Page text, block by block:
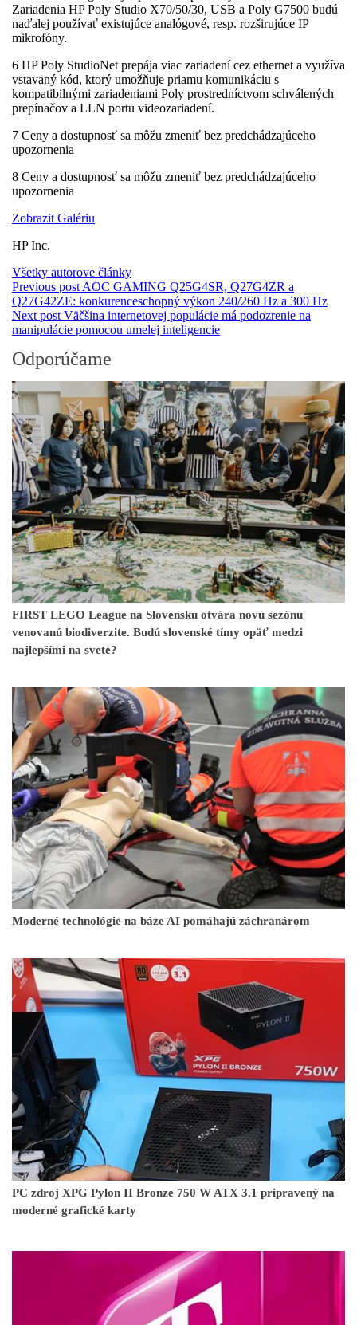
Zariadenia HP Poly Studio X70/50/30, USB a Poly G7500 budú
naďalej používať existujúce analógové, resp. rozširujúce IP
mikrofóny.
6 HP Poly StudioNet prepája viac zariadení cez ethernet a využíva
vstavaný kód, ktorý umožňuje priamu komunikáciu s
kompatibilnými zariadeniami Poly prostredníctvom schválených
prepínačov a LLN portu videozariadení.
7 Ceny a dostupnosť sa môžu zmeniť bez predchádzajúceho
upozornenia
8 Ceny a dostupnosť sa môžu zmeniť bez predchádzajúceho
upozornenia
Zobrazit Galériu
HP Inc.
Všetky autorove články
Previous post AOC GAMING Q25G4SR, Q27G4ZR a
Q27G42ZE: konkurenceschopný výkon 240/260 Hz a 300 Hz
Next post Väčšina internetovej populácie má podozrenie na
manipulácie pomocou umelej inteligencie
Odporúčame
FIRST LEGO League na Slovensku otvára novú sezónu
venovanú biodiverzite. Budú slovenské tímy opäť medzi
najlepšími na svete?
Moderné technológie na báze AI pomáhajú záchranárom
PC zdroj XPG Pylon II Bronze 750 W ATX 3.1 pripravený na
moderné grafické karty